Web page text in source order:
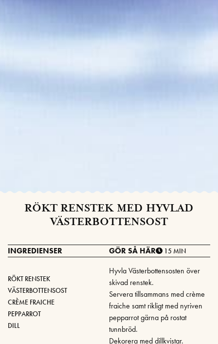
RÖKT RENSTEK MED HYVLAD
VÄSTERBOTTENSOST
INGREDIENSER
RÖKT RENSTEK
VÄSTERBOTTENSOST
CRÈME FRAICHE
PEPPARROT
DILL
GÖR SÅ HÄR 15 MIN
Hyvla Västerbottensosten över
skivad renstek.
Servera tillsammans med crème
fraiche samt rikligt med nyriven
pepparrot gärna på rostat
tunnbröd.
Dekorera med dillkvistar.